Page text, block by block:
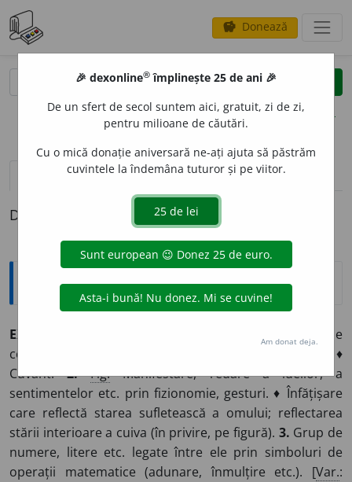
savings Donează
clear
opțiuni
definiții (1) pronunțievolume_up (50)
Definiția cu ID-ul 868313:
Explicative DEX
EXPR
Exprimare. ♦ Construcție
concisă care exprimă, de obicei în mod figurat, o idee. ♦
Cuvânt.2. Fig.Manifestare, redare a ideilor, a
sentimentelor etc. prin fizionomie, gesturi. ♦ Înfățișare
care reflectă starea sufletească a omului; reflectarea
stării interioare a cuiva (în privire, pe figură). 3. Grup de
numere, litere etc. legate între ele prin simboluri de
operații matematice (adunare, înmulțire etc.). [Var.:
🎉 dexonline® împlinește 25 de ani 🎉
De un sfert de secol suntem aici, gratuit, zi de zi,
pentru milioane de căutări.
Cu o mică donație aniversară ne-ați ajuta să păstrăm
cuvintele la îndemâna tuturor și pe viitor.
Am donat deja.